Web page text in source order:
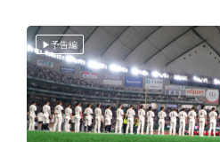
予告編